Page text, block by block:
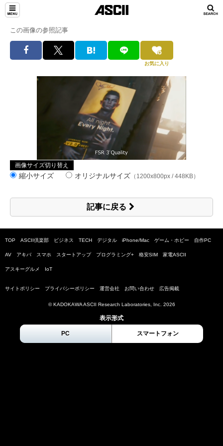
この画像の参照記事
お気に入り
画像サイズ切り替え
縮小サイズ オリジナルサイズ （1200x800px / 448KB）
記事に戻る
TOP ASCII倶楽部 ビジネス TECH デジタル iPhone/Mac ゲーム・ホビー 自作PC
AV アキバ スマホ スタートアップ プログラミング+ 格安SIM 家電ASCII
アスキーグルメ IoT
サイトポリシー プライバシーポリシー 運営会社 お問い合わせ 広告掲載
© KADOKAWA ASCII Research Laboratories, Inc. 2026
表示形式
PC スマートフォン